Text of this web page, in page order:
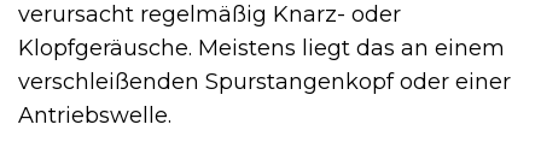
verursacht regelmäßig Knarz- oder
Klopfgeräusche. Meistens liegt das an einem
verschleißenden Spurstangenkopf oder einer
Antriebswelle.